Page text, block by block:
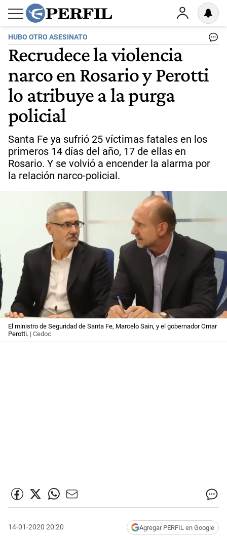
HUBO OTRO ASESINATO
Recrudece la violencia
narco en Rosario y Perotti
lo atribuye a la purga
policial
Santa Fe ya sufrió 25 víctimas fatales en los
primeros 14 días del año, 17 de ellas en
Rosario. Y se volvió a encender la alarma por
la relación narco-policial.
El ministro de Seguridad de Santa Fe, Marcelo Sain, y el gobernador Omar
Perotti. | Cedoc
14-01-2020 20:20 Agregar PERFIL en Google